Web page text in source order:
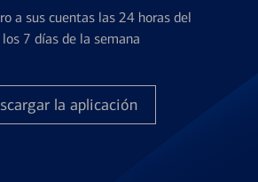
a sus cuentas las 24 horas del
los 7 días de la semana
la aplicación